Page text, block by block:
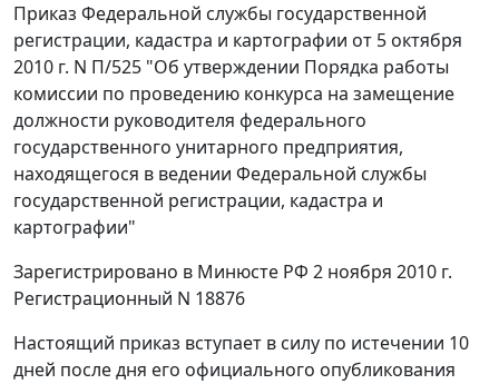
Приказ Федеральной службы государственной
регистрации, кадастра и картографии от 5 октября
2010 г. N П/525 "Об утверждении Порядка работы
комиссии по проведению конкурса на замещение
должности руководителя федерального
государственного унитарного предприятия,
находящегося в ведении Федеральной службы
государственной регистрации, кадастра и
картографии"
Зарегистрировано в Минюсте РФ 2 ноября 2010 г.
Регистрационный N 18876
Настоящий приказ вступает в силу по истечении 10
дней после дня его официального опубликования